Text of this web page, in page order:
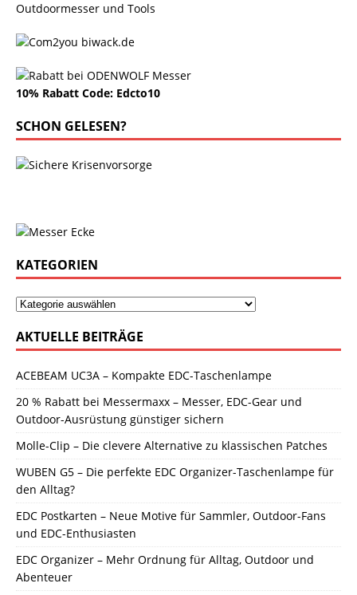
Outdoormesser und Tools
10% Rabatt Code: Edcto10
SCHON GELESEN?
KATEGORIEN
AKTUELLE BEITRÄGE
ACEBEAM UC3A – Kompakte EDC-Taschenlampe
20 % Rabatt bei Messermaxx – Messer, EDC-Gear und
Outdoor-Ausrüstung günstiger sichern
Molle-Clip – Die clevere Alternative zu klassischen Patches
WUBEN G5 – Die perfekte EDC Organizer-Taschenlampe für
den Alltag?
EDC Postkarten – Neue Motive für Sammler, Outdoor-Fans
und EDC-Enthusiasten
EDC Organizer – Mehr Ordnung für Alltag, Outdoor und
Abenteuer